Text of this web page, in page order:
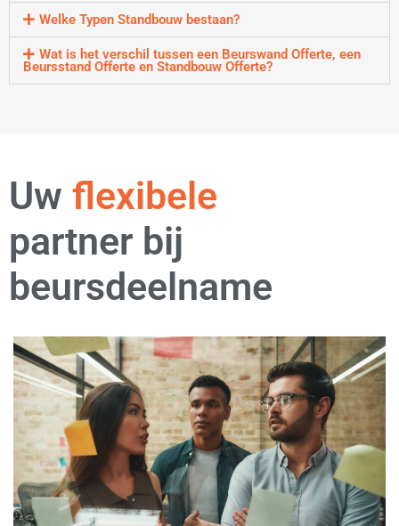
Welke Typen Standbouw bestaan?
Wat is het verschil tussen een Beurswand Offerte, een
Beursstand Offerte en Standbouw Offerte?
Uwervarenflexibele
partner bij
beursdeelname